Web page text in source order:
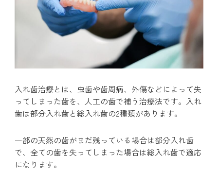
入れ歯治療とは、虫歯や歯周病、外傷などによって失
ってしまった歯を、人工の歯で補う治療法です。入れ
歯は部分入れ歯と総入れ歯の2種類があります。
一部の天然の歯がまだ残っている場合は部分入れ歯
で、全ての歯を失ってしまった場合は総入れ歯で適応
になります。